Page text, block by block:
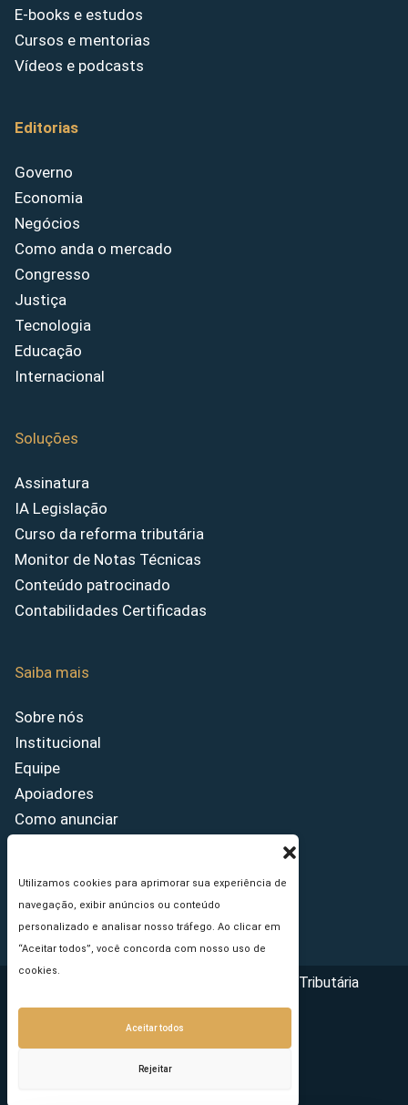
Utilizamos cookies para aprimorar sua experiência de
navegação, exibir anúncios ou conteúdo
personalizado e analisar nosso tráfego. Ao clicar em
“Aceitar todos”, você concorda com nosso uso de
cookies.
Aceitar todos
Rejeitar
E-books e estudos
Cursos e mentorias
Vídeos e podcasts
Editorias
Governo
Economia
Negócios
Como anda o mercado
Congresso
Justiça
Tecnologia
Educação
Internacional
Soluções
Assinatura
IA Legislação
Curso da reforma tributária
Monitor de Notas Técnicas
Conteúdo patrocinado
Contabilidades Certificadas
Saiba mais
Sobre nós
Institucional
Equipe
Apoiadores
Como anunciar
Princípios Editoriais
Copyright © 2026 - Portal da Reforma Tributária